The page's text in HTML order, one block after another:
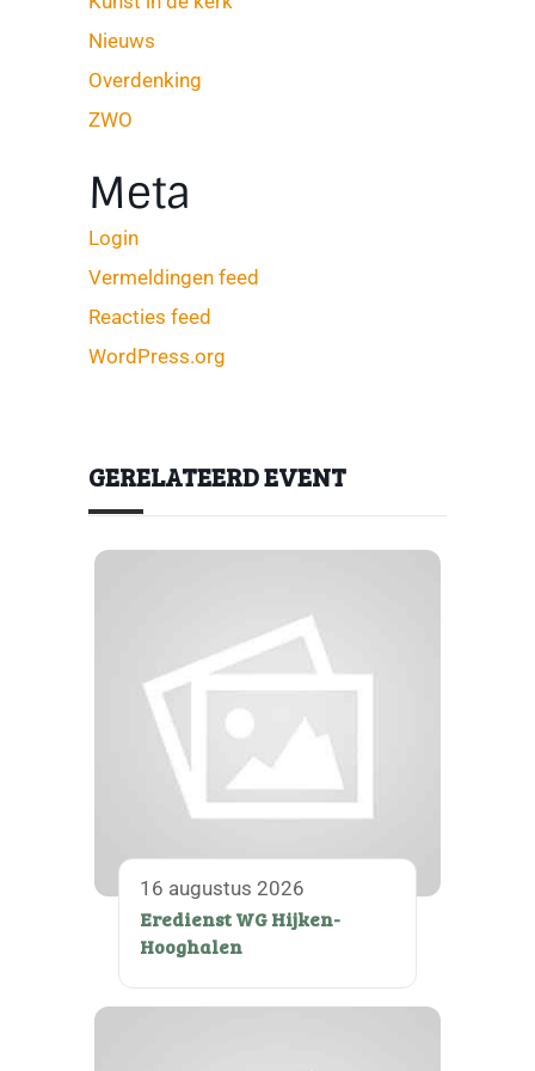
Nieuws
Overdenking
ZWO
Meta
Login
Vermeldingen feed
Reacties feed
WordPress.org
GERELATEERD EVENT
16 augustus 2026
Eredienst WG Hijken-
Hooghalen